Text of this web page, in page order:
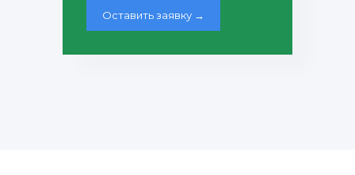
Оставить заявку →